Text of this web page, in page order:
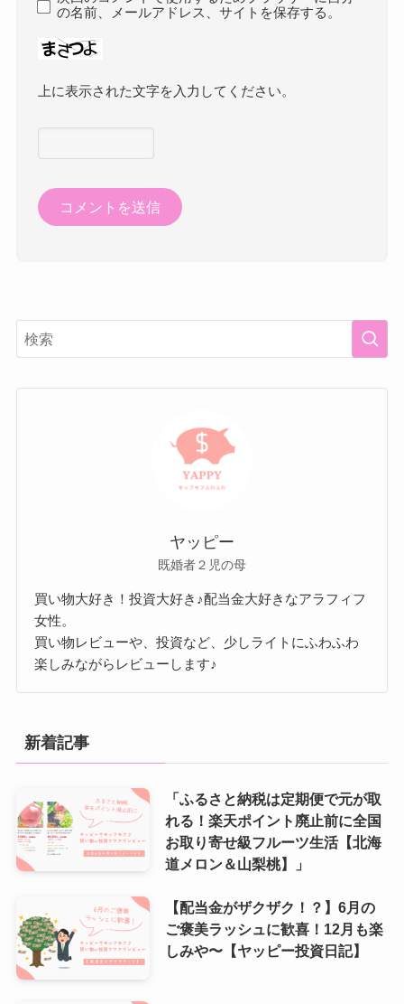
の名前、メールアドレス、サイトを保存する。
上に表示された文字を入力してください。
ヤッピー
既婚者２児の母
買い物大好き！投資大好き♪配当金大好きなアラフィフ
女性。
買い物レビューや、投資など、少しライトにふわふわ
楽しみながらレビューします♪
新着記事
「ふるさと納税は定期便で元が取
れる！楽天ポイント廃止前に全国
お取り寄せ級フルーツ生活【北海
道メロン＆山梨桃】」
【配当金がザクザク！？】6月の
ご褒美ラッシュに歓喜！12月も楽
しみや〜【ヤッピー投資日記】